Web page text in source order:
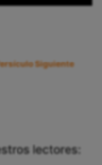
Siguiente
lectores: